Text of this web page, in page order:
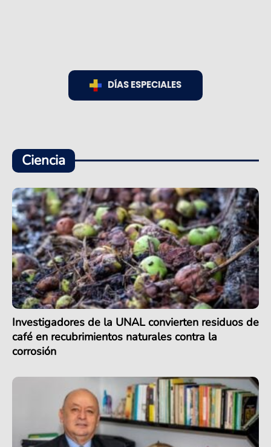
DÍAS ESPECIALES
Ciencia
Investigadores de la UNAL convierten residuos de
café en recubrimientos naturales contra la
corrosión